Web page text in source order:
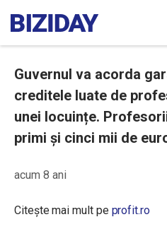
Guvernul va acorda
creditele luate de
unei locuințe.
primi și cinci mii de
acum 8 ani
Citește mai mult pe profit.ro